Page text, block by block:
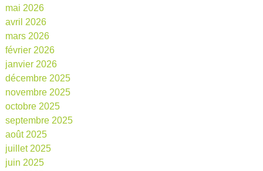
mai 2026
avril 2026
mars 2026
février 2026
janvier 2026
décembre 2025
novembre 2025
octobre 2025
septembre 2025
août 2025
juillet 2025
juin 2025